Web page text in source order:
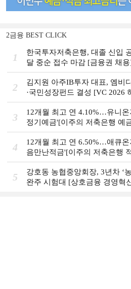
2금융 BEST CLICK
1
한국투자저축은행, 대졸 신입
달 중순 접수 마감 [금융권 채
2
김지원 아주IB투자 대표, 엠비
·국민성장펀드 결성 [VC 2026
뷰]
3
12개월 최고 연 4.10%…유니온
정기예금'[이주의 저축은행 예
주]
4
12개월 최고 연 6.50%…애큐온
음만난적금'[이주의 저축은행
2주]
5
강호동 농협중앙회장, 3년차 ‘
완주 시험대 [상호금융 경영혁